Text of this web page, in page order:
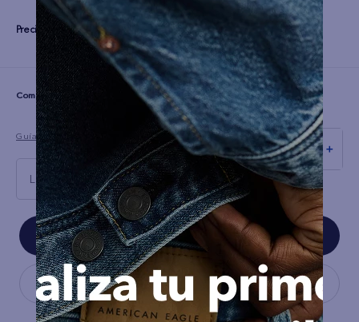
Precio: S/ 249
☆☆☆ (0 comentarios)
Guía de tallas
L
＋
－